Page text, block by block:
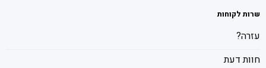
שרות לקוחות
עזרה?
חוות דעת